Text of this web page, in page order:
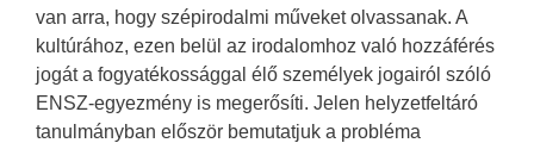
van arra, hogy szépirodalmi műveket olvassanak. A
kultúrához, ezen belül az irodalomhoz való hozzáférés
jogát a fogyatékossággal élő személyek jogairól szóló
ENSZ-egyezmény is megerősíti. Jelen helyzetfeltáró
tanulmányban először bemutatjuk a probléma